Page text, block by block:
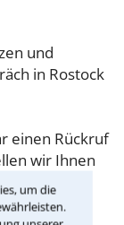
um die
und
in Rostock
einen Rückruf
wir Ihnen
das